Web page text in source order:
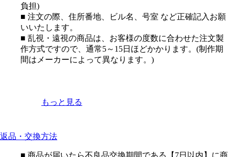
負担)
■ 注文の際、住所番地、ビル名、号室 など正確記入お願
いいたします。
■ 乱視・遠視の商品は、お客様の度数に合わせた注文製
作方式ですので、通常5～15日ほどかかります。(制作期
間はメーカーによって異なります。)
もっと見る
返品・交換方法
■ 商品が届いたら不良品交換期間である【7日以内】に商